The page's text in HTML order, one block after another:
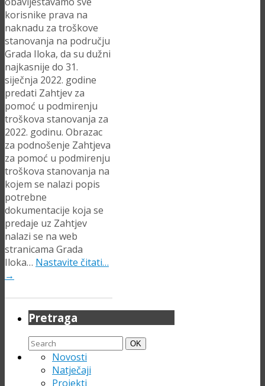
korisnike prava na
naknadu za troškove
stanovanja na području
Grada Iloka, da su dužni
najkasnije do 31.
siječnja 2022. godine
predati Zahtjev za
pomoć u podmirenju
troškova stanovanja za
2022. godinu. Obrazac
za podnošenje Zahtjeva
za pomoć u podmirenju
troškova stanovanja na
kojem se nalazi popis
potrebne
dokumentacije koja se
predaje uz Zahtjev
nalazi se na web
stranicama Grada
Iloka… Nastavite čitati…
→
Pretraga
Search
for:
Search
OK
Novosti
Natječaji
Projekti